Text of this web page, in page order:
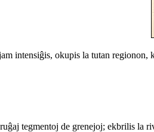
intensiĝis, okupis la tutan regionon,
tegmentoj de grenejoj; ekbrilis la